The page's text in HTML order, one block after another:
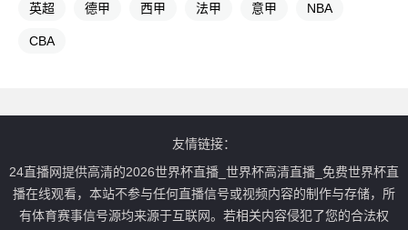
英超 德甲 西甲 法甲 意甲 NBA
CBA
友情链接：
24直播网提供高清的2026世界杯直播_世界杯高清直播_免费世界杯直
播在线观看，本站不参与任何直播信号或视频内容的制作与存储，所
有体育赛事信号源均来源于互联网。若相关内容侵犯了您的合法权